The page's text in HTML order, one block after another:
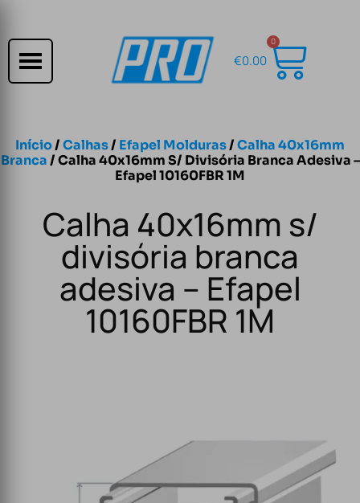
€0.00
0
Início/Calhas/ Efapel Molduras/Calha 40x16mm
Branca/ Calha 40x16mm S/ Divisória Branca Adesiva –
Efapel 10160FBR 1M
Calha 40x16mm s/
divisória branca
adesiva – Efapel
10160FBR 1M